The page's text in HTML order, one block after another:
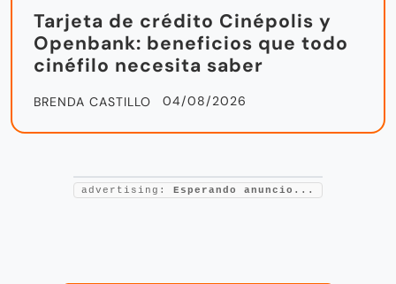
Tarjeta de crédito Cinépolis y
Openbank: beneficios que todo
cinéfilo necesita saber
BRENDA CASTILLO 04/08/2026
advertising: Esperando anuncio...